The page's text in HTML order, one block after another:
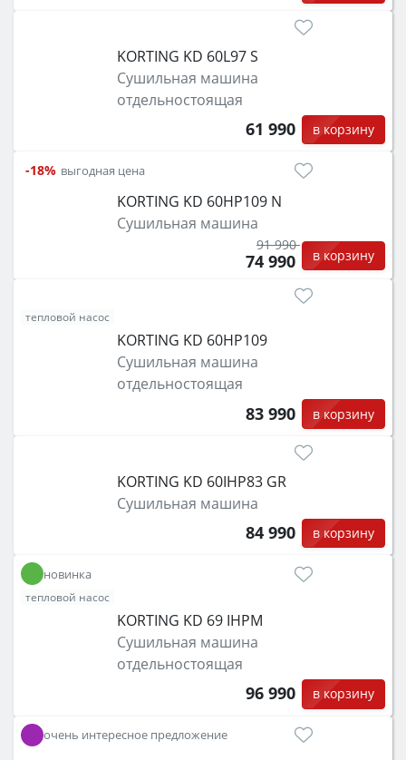
KORTING KD 60L97 S
Сушильная машина
отдельностоящая
61 990 в корзину
-18% выгодная цена
KORTING KD 60HP109 N
Сушильная машина
91 990
74 990 в корзину
тепловой насос
KORTING KD 60HP109
Сушильная машина
отдельностоящая
83 990 в корзину
KORTING KD 60IHP83 GR
Сушильная машина
84 990 в корзину
новинка
тепловой насос
KORTING KD 69 IHPM
Сушильная машина
отдельностоящая
96 990 в корзину
очень интересное предложение